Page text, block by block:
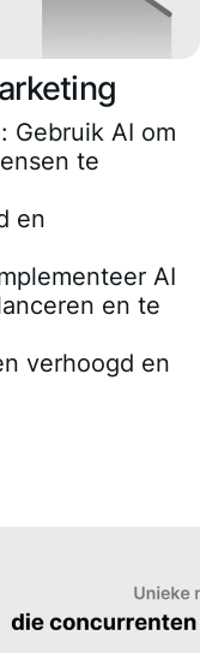
Gebruik AI om
te
en
AI
en te
verhoogd en